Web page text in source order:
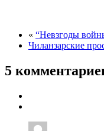
« “Невзгоды
Чиланзарские
5